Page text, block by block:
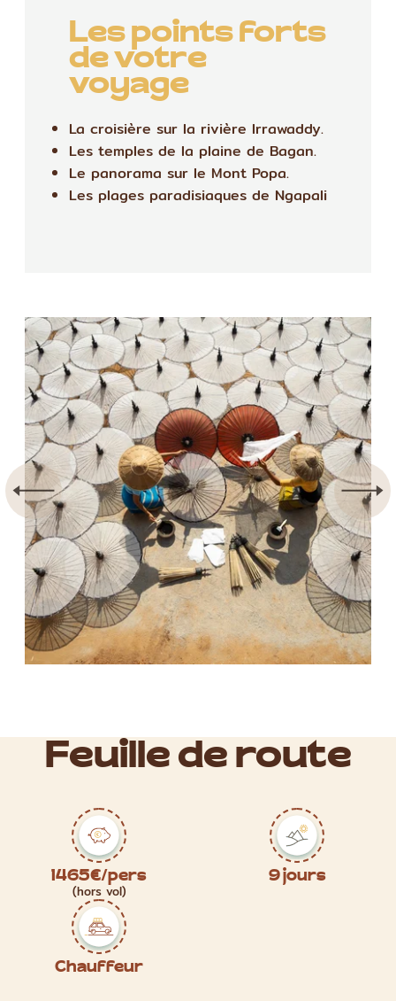
Les points forts
de votre
voyage
La croisière sur la rivière Irrawaddy.
Les temples de la plaine de Bagan.
Le panorama sur le Mont Popa.
Les plages paradisiaques de Ngapali
Feuille de route
1465€/pers
(hors vol)
9 jours
Chauffeur